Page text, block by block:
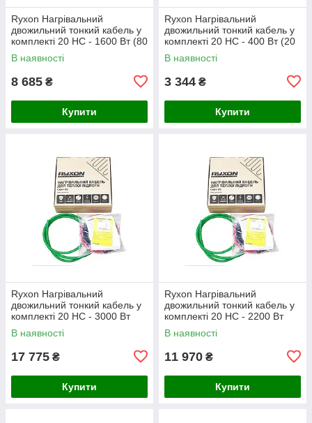
Ryxon Нагрівальний
двожильний тонкий кабель у
комплекті 20 HC - 1600 Вт (80
м)
В наявності
8 685 ₴
Купити
Ryxon Нагрівальний
двожильний тонкий кабель у
комплекті 20 HC - 400 Вт (20
м)
В наявності
3 344 ₴
Купити
Ryxon Нагрівальний
двожильний тонкий кабель у
комплекті 20 HC - 3000 Вт
(150 м)
В наявності
17 775 ₴
Купити
Ryxon Нагрівальний
двожильний тонкий кабель у
комплекті 20 HC - 2200 Вт
(110 м)
В наявності
11 970 ₴
Купити